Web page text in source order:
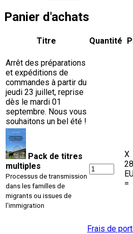
Panier d'achats
Arrêt des préparations
et expéditions de
commandes à partir du
jeudi 23 juillet, reprise
dès le mardi 01
septembre. Nous vous
souhaitons un bel été !
Titre Quantité
Pack de titres
multiples
Processus de transmission
dans les familles de
migrants ou issues de
l'immigration
X
=
Frais de